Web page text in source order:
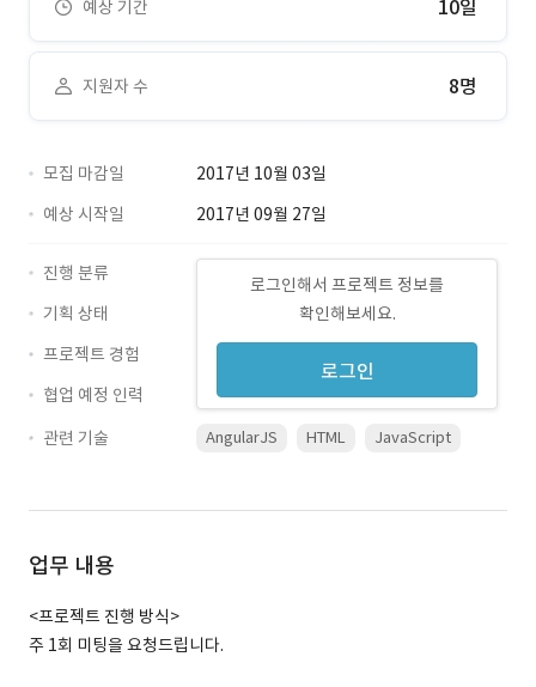
예상 기간 10일
지원자 수 8명
모집 마감일
2017년 10월 03일
예상 시작일
2017년 09월 27일
로그인해서 프로젝트 정보를
확인해보세요.
로그인
진행 분류
기획 상태
프로젝트 경험
협업 예정 인력
관련 기술
AngularJS HTML JavaScript
업무 내용
<프로젝트 진행 방식>
주 1회 미팅을 요청드립니다.